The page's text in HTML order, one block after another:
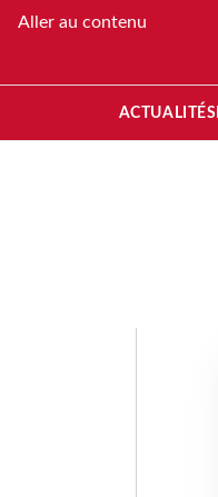
Aller au contenu
ACTUALITÉS